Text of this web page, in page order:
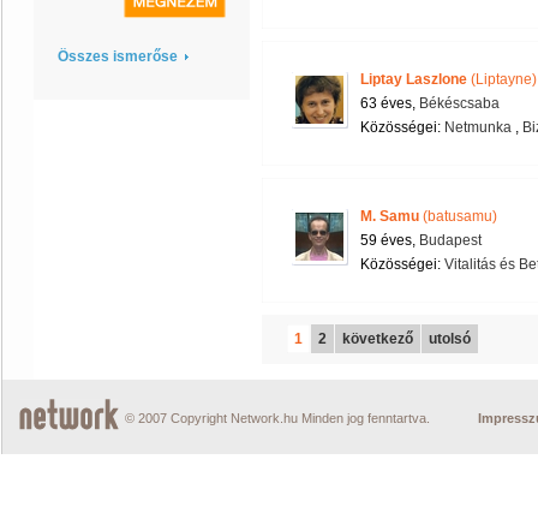
Összes ismerőse
Liptay Laszlone (Liptayne)
63 éves, Békéscsaba
Közösségei: Netmunka ,
M. Samu (batusamu)
59 éves, Budapest
Közösségei: Vitalitás és
1 2 következő utolsó
© 2007 Copyright Network.hu Minden jog fenntartva.